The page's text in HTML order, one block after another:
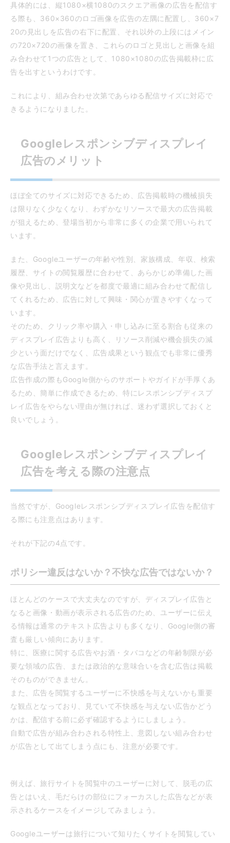
具体的には、縦1080×横1080のスクエア画像の広告を配信す
る際も、360×360のロゴ画像を広告の左隅に配置し、360×7
20の見出しを広告の右下に配置、それ以外の上段にはメイン
の720×720の画像を置き、これらのロゴと見出しと画像を組
み合わせて1つの広告として、1080×1080の広告掲載枠に広
告を出すというわけです。
これにより、組み合わせ次第であらゆる配信サイズに対応で
きるようになりました。
Googleレスポンシブディスプレイ
広告のメリット
ほぼ全てのサイズに対応できるため、広告掲載時の機械損失
は限りなく少なくなり、わずかなリソースで最大の広告掲載
が狙えるため、登場当初から非常に多くの企業で用いられて
います。
また、Googleユーザーの年齢や性別、家族構成、年収、検索
履歴、サイトの閲覧履歴に合わせて、あらかじめ準備した画
像や見出し、説明文などを都度で最適に組み合わせて配信し
てくれるため、広告に対して興味・関心が置きやすくなって
います。
そのため、クリック率や購入・申し込みに至る割合も従来の
ディスプレイ広告よりも高く、リソース削減や機会損失の減
少という面だけでなく、広告成果という観点でも非常に優秀
な広告手法と言えます。
広告作成の際もGoogle側からのサポートやガイドが手厚くあ
るため、簡単に作成できるため、特にレスポンシブディスプ
レイ広告をやらない理由が無ければ、迷わず選択しておくと
良いでしょう。
Googleレスポンシブディスプレイ
広告を考える際の注意点
当然ですが、Googleレスポンシブディスプレイ広告を配信す
る際にも注意点はあります。
それが下記の4点です。
ポリシー違反はないか？不快な広告ではないか？
ほとんどのケースで大丈夫なのですが、ディスプレイ広告と
なると画像・動画が表示される広告のため、ユーザーに伝え
る情報は通常のテキスト広告よりも多くなり、Google側の審
査も厳しい傾向にあります。
特に、医療に関する広告やお酒・タバコなどの年齢制限が必
要な領域の広告、または政治的な意味合いを含む広告は掲載
そのものができません。
また、広告を閲覧するユーザーに不快感を与えないかも重要
な観点となっており、見ていて不快感を与えない広告かどう
かは、配信する前に必ず確認するようにしましょう。
自動で広告が組み合わされる特性上、意図しない組み合わせ
が広告として出てしまう点にも、注意が必要です。
例えば、旅行サイトを閲覧中のユーザーに対して、脱毛の広
告とはいえ、毛だらけの部位にフォーカスした広告などが表
示されるケースをイメージしてみましょう。
Googleユーザーは旅行について知りたくサイトを閲覧してい